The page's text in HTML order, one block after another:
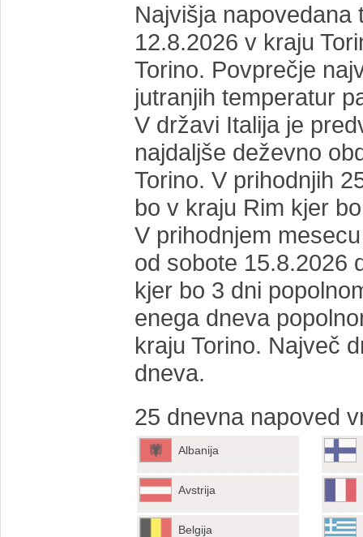
Najvišja
12.8.2026 v kraju
Torino. Povprečje
jutranjih temperatur
V državi Italija je
najdaljše deževno
Torino. V prihodnjih
bo v kraju Rim kjer
V prihodnjem
od sobote 15.8.2026
kjer bo 3 dni
enega dneva
kraju Torino. Največ
dneva.
25 dnevna napoved
Albanija
Avstrija
Belgija